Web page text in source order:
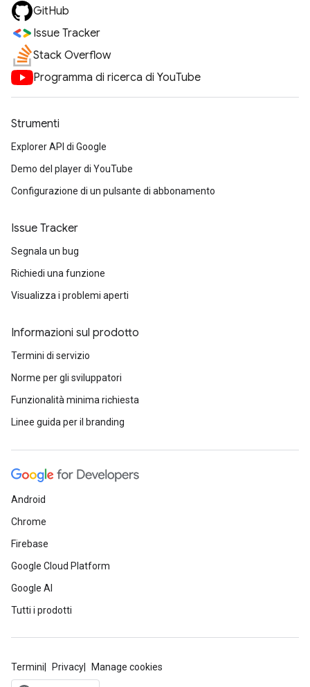
GitHub
Issue Tracker
Stack Overflow
Programma di ricerca di YouTube
Strumenti
Explorer API di Google
Demo del player di YouTube
Configurazione di un pulsante di abbonamento
Issue Tracker
Segnala un bug
Richiedi una funzione
Visualizza i problemi aperti
Informazioni sul prodotto
Termini di servizio
Norme per gli sviluppatori
Funzionalità minima richiesta
Linee guida per il branding
Android
Chrome
Firebase
Google Cloud Platform
Google AI
Tutti i prodotti
Termini Privacy Manage cookies